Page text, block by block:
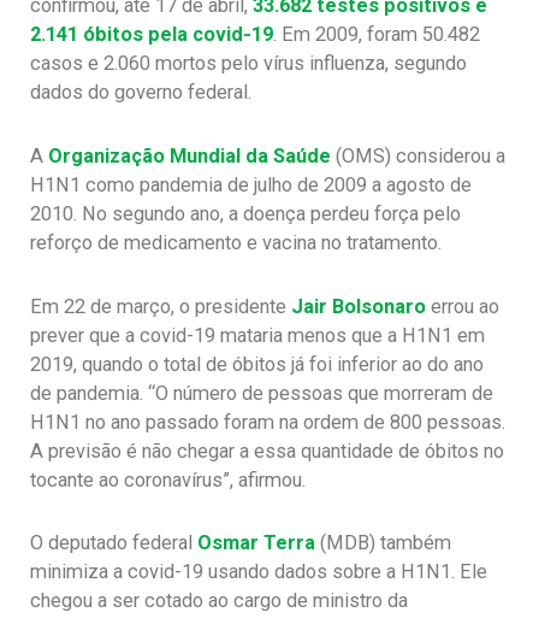
confirmou, até 17 de abril, 33.682 testes positivos e
2.141 óbitos pela covid-19. Em 2009, foram 50.482
casos e 2.060 mortos pelo vírus influenza, segundo
dados do governo federal.
A Organização Mundial da Saúde (OMS) considerou a
H1N1 como pandemia de julho de 2009 a agosto de
2010. No segundo ano, a doença perdeu força pelo
reforço de medicamento e vacina no tratamento.
Em 22 de março, o presidente Jair Bolsonaro errou ao
prever que a covid-19 mataria menos que a H1N1 em
2019, quando o total de óbitos já foi inferior ao do ano
de pandemia. “O número de pessoas que morreram de
H1N1 no ano passado foram na ordem de 800 pessoas.
A previsão é não chegar a essa quantidade de óbitos no
tocante ao coronavírus”, afirmou.
O deputado federal Osmar Terra (MDB) também
minimiza a covid-19 usando dados sobre a H1N1. Ele
chegou a ser cotado ao cargo de ministro da